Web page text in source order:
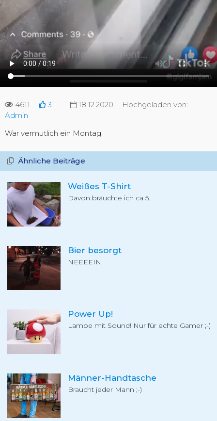
4611 3 18.12.2020
Hochgeladen von:
Admin
War vermutlich ein Montag.
Ähnliche Beiträge
Weißes T-Shirt
Davon bräuchte ich ca 5.
Bier besorgt
NEEEEIN.
Power Up!
Lampe mit Sound! Nur für echte Gamer ;-)
Männer-Handtasche
Braucht jeder Mann ;-)